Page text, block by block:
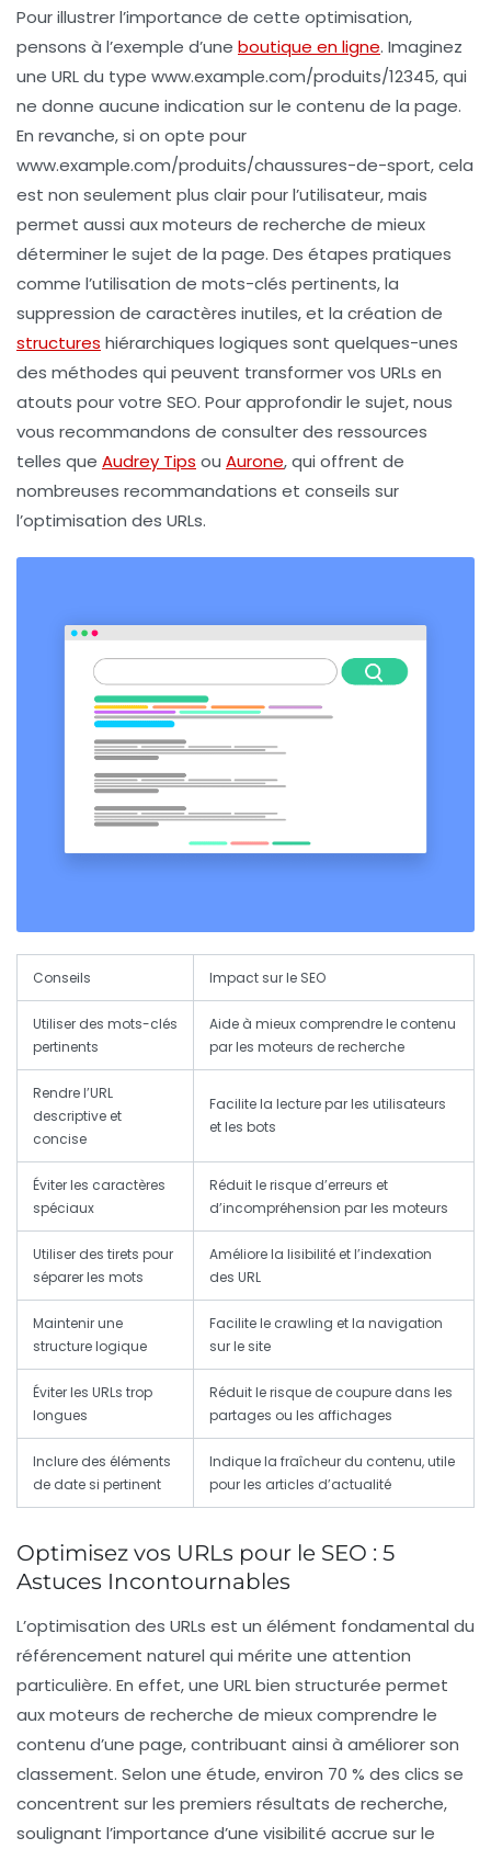
Pour illustrer l’importance de cette optimisation,
pensons à l’exemple d’une boutique en ligne. Imaginez
une URL du type www.example.com/produits/12345, qui
ne donne aucune indication sur le contenu de la page.
En revanche, si on opte pour
www.example.com/produits/chaussures-de-sport, cela
est non seulement plus clair pour l’utilisateur, mais
permet aussi aux moteurs de recherche de mieux
déterminer le sujet de la page. Des étapes pratiques
comme l’utilisation de mots-clés pertinents, la
suppression de caractères inutiles, et la création de
structures hiérarchiques logiques sont quelques-unes
des méthodes qui peuvent transformer vos URLs en
atouts pour votre SEO. Pour approfondir le sujet, nous
vous recommandons de consulter des ressources
telles que Audrey Tips ou Aurone, qui offrent de
nombreuses recommandations et conseils sur
l’optimisation des URLs.
Conseils Impact sur le SEO
Utiliser des mots-clés
pertinents
Aide à mieux comprendre le contenu
par les moteurs de recherche
Rendre l’URL
descriptive et
concise
Facilite la lecture par les utilisateurs
et les bots
Éviter les caractères
spéciaux
Réduit le risque d’erreurs et
d’incompréhension par les moteurs
Utiliser des tirets pour
séparer les mots
Améliore la lisibilité et l’indexation
des URL
Maintenir une
structure logique
Facilite le crawling et la navigation
sur le site
Éviter les URLs trop
longues
Réduit le risque de coupure dans les
partages ou les affichages
Inclure des éléments
de date si pertinent
Indique la fraîcheur du contenu, utile
pour les articles d’actualité
Optimisez vos URLs pour le SEO : 5
Astuces Incontournables
L’optimisation des URLs est un élément fondamental du
référencement naturel qui mérite une attention
particulière. En effet, une URL bien structurée permet
aux moteurs de recherche de mieux comprendre le
contenu d’une page, contribuant ainsi à améliorer son
classement. Selon une étude, environ 70 % des clics se
concentrent sur les premiers résultats de recherche,
soulignant l’importance d’une visibilité accrue sur le